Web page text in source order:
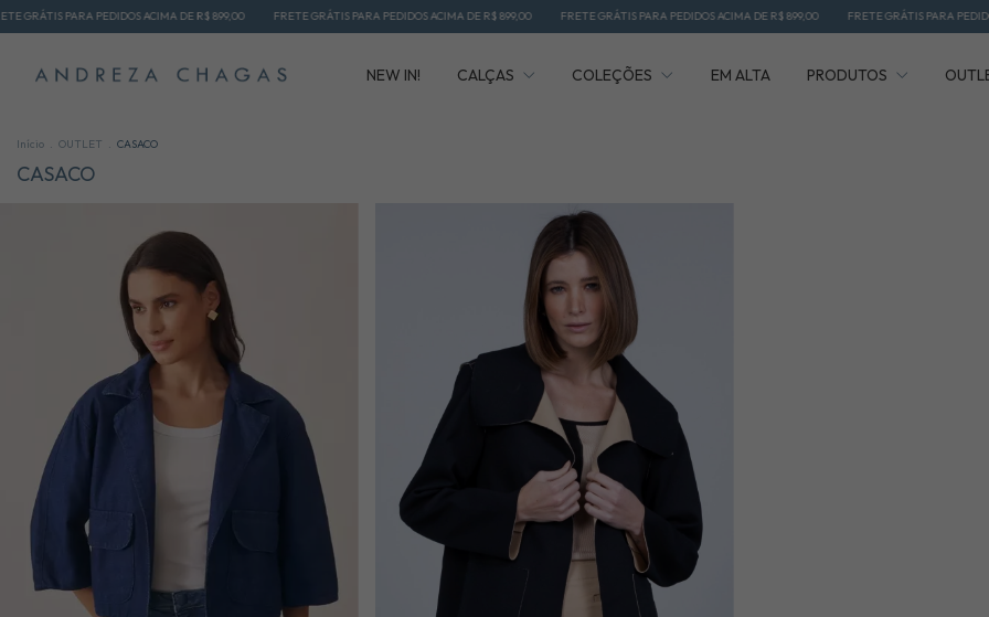
PEDIDOS ACIMA DE R$ 899,00 FRETE GRÁTIS PARA PEDIDOS ACIMA DE R$ 899,00 FRETE GRÁTIS PARA PEDIDOS ACIMA DE R$ 899,00 FRETE GRÁTIS PARA PEDIDOS ACIMA
NEW IN! CALÇAS COLEÇÕES EM ALTA PRODUTOS
Início . OUTLET . CASACO
CASACO